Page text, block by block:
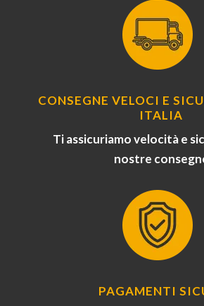
CONSEGNE VELOCI E
ITALIA
Ti assicuriamo velocità e
nostre
PAGAMENTI